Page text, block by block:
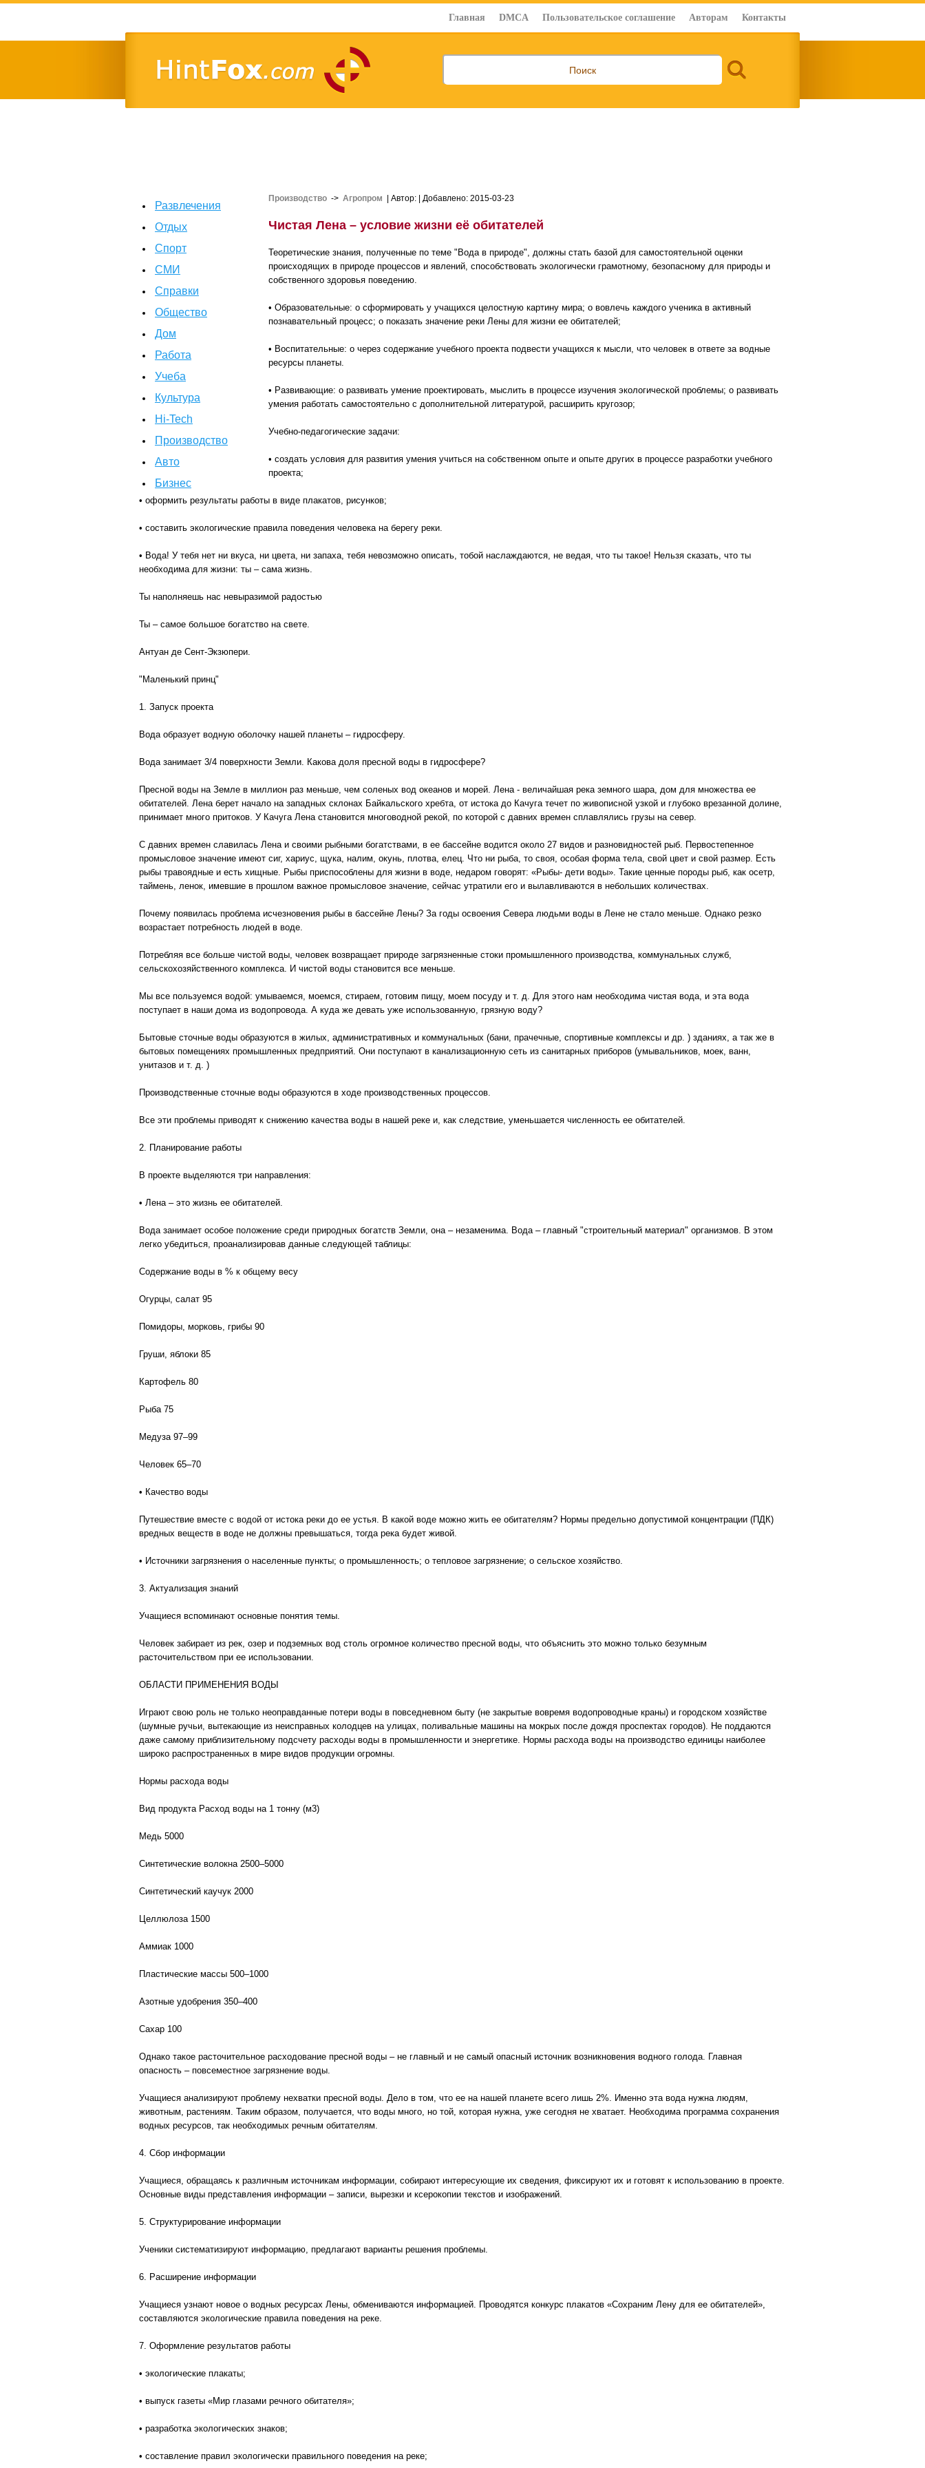
Главная DMCA Пользовательское соглашение Авторам Контакты
Развлечения
Отдых
Спорт
СМИ
Справки
Общество
Дом
Работа
Учеба
Культура
Hi-Tech
Производство
Авто
Бизнес
Производство -> Агропром | Автор: | Добавлено: 2015-03-23
Чистая Лена – условие жизни её обитателей
Теоретические знания, полученные по теме "Вода в природе", должны стать базой для самостоятельной оценки
происходящих в природе процессов и явлений, способствовать экологически грамотному, безопасному для природы и
собственного здоровья поведению.
• Образовательные: o сформировать у учащихся целостную картину мира; o вовлечь каждого ученика в активный
познавательный процесс; o показать значение реки Лены для жизни ее обитателей;
• Воспитательные: o через содержание учебного проекта подвести учащихся к мысли, что человек в ответе за водные
ресурсы планеты.
• Развивающие: o развивать умение проектировать, мыслить в процессе изучения экологической проблемы; o развивать
умения работать самостоятельно с дополнительной литературой, расширить кругозор;
Учебно-педагогические задачи:
• создать условия для развития умения учиться на собственном опыте и опыте других в процессе разработки учебного
проекта;
• оформить результаты работы в виде плакатов, рисунков;
• составить экологические правила поведения человека на берегу реки.
• Вода! У тебя нет ни вкуса, ни цвета, ни запаха, тебя невозможно описать, тобой наслаждаются, не ведая, что ты такое! Нельзя сказать, что ты
необходима для жизни: ты – сама жизнь.
Ты наполняешь нас невыразимой радостью
Ты – самое большое богатство на свете.
Антуан де Сент-Экзюпери.
"Маленький принц"
1. Запуск проекта
Вода образует водную оболочку нашей планеты – гидросферу.
Вода занимает 3/4 поверхности Земли. Какова доля пресной воды в гидросфере?
Пресной воды на Земле в миллион раз меньше, чем соленых вод океанов и морей. Лена - величайшая река земного шара, дом для множества ее
обитателей. Лена берет начало на западных склонах Байкальского хребта, от истока до Качуга течет по живописной узкой и глубоко врезанной долине,
принимает много притоков. У Качуга Лена становится многоводной рекой, по которой с давних времен сплавлялись грузы на север.
С давних времен славилась Лена и своими рыбными богатствами, в ее бассейне водится около 27 видов и разновидностей рыб. Первостепенное
промысловое значение имеют сиг, хариус, щука, налим, окунь, плотва, елец. Что ни рыба, то своя, особая форма тела, свой цвет и свой размер. Есть
рыбы травоядные и есть хищные. Рыбы приспособлены для жизни в воде, недаром говорят: «Рыбы- дети воды». Такие ценные породы рыб, как осетр,
таймень, ленок, имевшие в прошлом важное промысловое значение, сейчас утратили его и вылавливаются в небольших количествах.
Почему появилась проблема исчезновения рыбы в бассейне Лены? За годы освоения Севера людьми воды в Лене не стало меньше. Однако резко
возрастает потребность людей в воде.
Потребляя все больше чистой воды, человек возвращает природе загрязненные стоки промышленного производства, коммунальных служб,
сельскохозяйственного комплекса. И чистой воды становится все меньше.
Мы все пользуемся водой: умываемся, моемся, стираем, готовим пищу, моем посуду и т. д. Для этого нам необходима чистая вода, и эта вода
поступает в наши дома из водопровода. А куда же девать уже использованную, грязную воду?
Бытовые сточные воды образуются в жилых, административных и коммунальных (бани, прачечные, спортивные комплексы и др. ) зданиях, а так же в
бытовых помещениях промышленных предприятий. Они поступают в канализационную сеть из санитарных приборов (умывальников, моек, ванн,
унитазов и т. д. )
Производственные сточные воды образуются в ходе производственных процессов.
Все эти проблемы приводят к снижению качества воды в нашей реке и, как следствие, уменьшается численность ее обитателей.
2. Планирование работы
В проекте выделяются три направления:
• Лена – это жизнь ее обитателей.
Вода занимает особое положение среди природных богатств Земли, она – незаменима. Вода – главный "строительный материал" организмов. В этом
легко убедиться, проанализировав данные следующей таблицы:
Содержание воды в % к общему весу
Огурцы, салат 95
Помидоры, морковь, грибы 90
Груши, яблоки 85
Картофель 80
Рыба 75
Медуза 97–99
Человек 65–70
• Качество воды
Путешествие вместе с водой от истока реки до ее устья. В какой воде можно жить ее обитателям? Нормы предельно допустимой концентрации (ПДК)
вредных веществ в воде не должны превышаться, тогда река будет живой.
• Источники загрязнения o населенные пункты; o промышленность; o тепловое загрязнение; o сельское хозяйство.
3. Актуализация знаний
Учащиеся вспоминают основные понятия темы.
Человек забирает из рек, озер и подземных вод столь огромное количество пресной воды, что объяснить это можно только безумным
расточительством при ее использовании.
ОБЛАСТИ ПРИМЕНЕНИЯ ВОДЫ
Играют свою роль не только неоправданные потери воды в повседневном быту (не закрытые вовремя водопроводные краны) и городском хозяйстве
(шумные ручьи, вытекающие из неисправных колодцев на улицах, поливальные машины на мокрых после дождя проспектах городов). Не поддаются
даже самому приблизительному подсчету расходы воды в промышленности и энергетике. Нормы расхода воды на производство единицы наиболее
широко распространенных в мире видов продукции огромны.
Нормы расхода воды
Вид продукта Расход воды на 1 тонну (м3)
Медь 5000
Синтетические волокна 2500–5000
Синтетический каучук 2000
Целлюлоза 1500
Аммиак 1000
Пластические массы 500–1000
Азотные удобрения 350–400
Сахар 100
Однако такое расточительное расходование пресной воды – не главный и не самый опасный источник возникновения водного голода. Главная
опасность – повсеместное загрязнение воды.
Учащиеся анализируют проблему нехватки пресной воды. Дело в том, что ее на нашей планете всего лишь 2%. Именно эта вода нужна людям,
животным, растениям. Таким образом, получается, что воды много, но той, которая нужна, уже сегодня не хватает. Необходима программа сохранения
водных ресурсов, так необходимых речным обитателям.
4. Сбор информации
Учащиеся, обращаясь к различным источникам информации, собирают интересующие их сведения, фиксируют их и готовят к использованию в проекте.
Основные виды представления информации – записи, вырезки и ксерокопии текстов и изображений.
5. Структурирование информации
Ученики систематизируют информацию, предлагают варианты решения проблемы.
6. Расширение информации
Учащиеся узнают новое о водных ресурсах Лены, обмениваются информацией. Проводятся конкурс плакатов «Сохраним Лену для ее обитателей»,
составляются экологические правила поведения на реке.
7. Оформление результатов работы
• экологические плакаты;
• выпуск газеты «Мир глазами речного обитателя»;
• разработка экологических знаков;
• составление правил экологически правильного поведения на реке;